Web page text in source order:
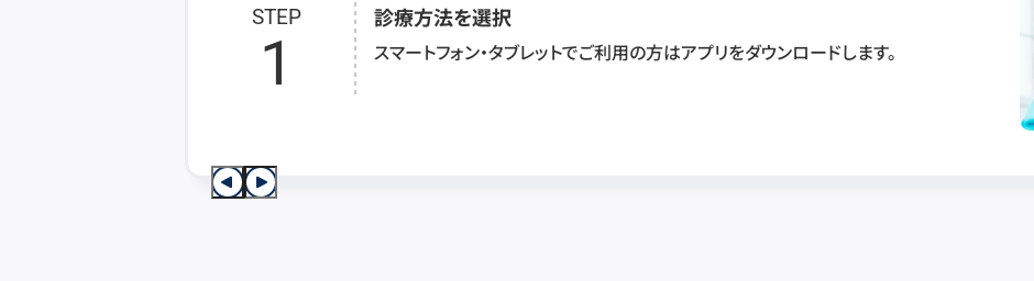
STEP
1
診療方法を選択
スマートフォン・タブレットでご利用の方はアプリをダウンロードします。